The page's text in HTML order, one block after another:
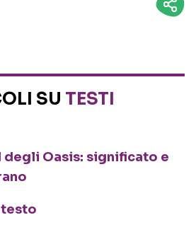
SU TESTI
Oasis: significato e
testo